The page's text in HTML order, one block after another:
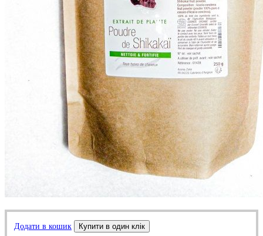
Додати в кошик Купити в один клік